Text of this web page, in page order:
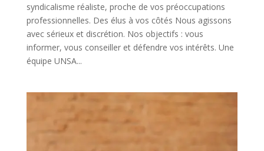
syndicalisme réaliste, proche de vos préoccupations
professionnelles. Des élus à vos côtés Nous agissons
avec sérieux et discrétion. Nos objectifs : vous
informer, vous conseiller et défendre vos intérêts. Une
équipe UNSA...